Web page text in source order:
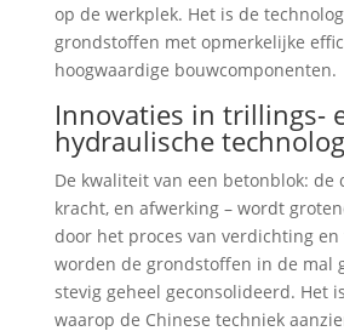
op de werkplek. Het is de
grondstoffen met opmerkelijke
hoogwaardige bouwcomponenten.
Innovaties in trillings-
hydraulische
De kwaliteit van een betonblok: de
kracht, en afwerking – wordt
door het proces van verdichting
worden de grondstoffen in de mal
stevig geheel geconsolideerd. Het
waarop de Chinese techniek